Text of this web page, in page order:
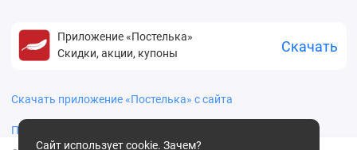
Сайт использует cookie. Зачем?
Приложение «Постелька»
Скидки, акции, купоны
Скачать
Скачать приложение «Постелька» с сайта
Политика конфиденциальности